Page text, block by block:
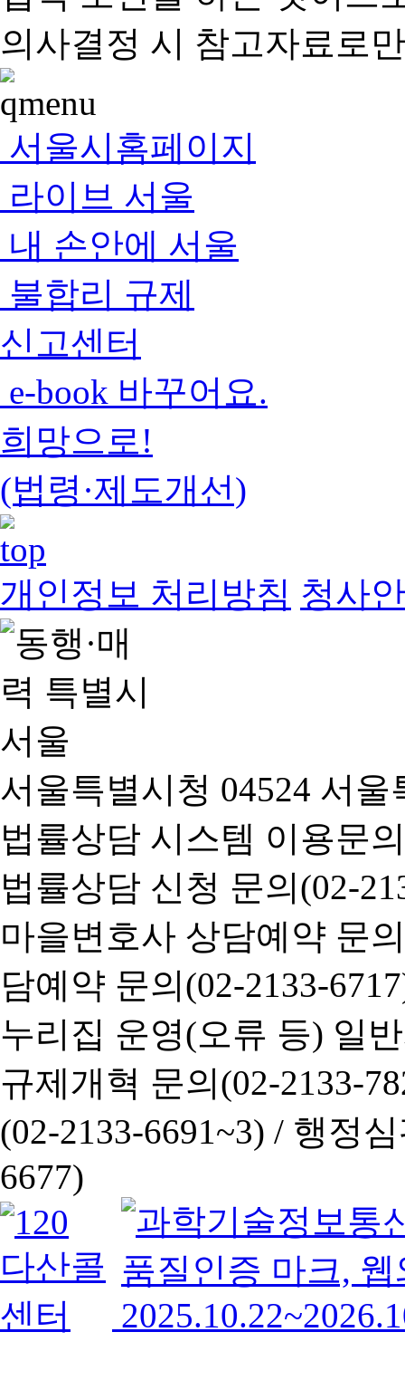
서울시홈페이지
라이브 서울
내 손안에 서울
불합리 규제
신고센터
e-book 바꾸어요.
희망으로!
(법령·제도개선)
개인정보 처리방침 청사
서울특별시청 04524 서
법률상담 시스템 이용문
법률상담 신청 문의(02-
마을변호사 상담예약 문
담예약 문의(02-2133-
누리집 운영(오류 등) 일
규제개혁 문의(02-2133-
(02-2133-6691~3) / 행정심
6677)